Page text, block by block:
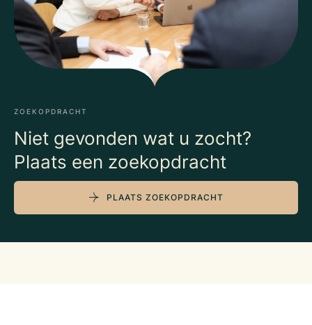
ZOEKOPDRACHT
Niet gevonden wat u zocht?
Plaats een zoekopdracht
PLAATS ZOEKOPDRACHT